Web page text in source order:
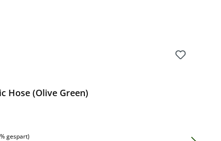
Hose (Olive Green)
gespart)